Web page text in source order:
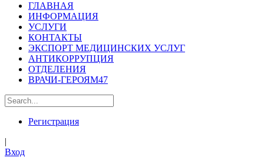
ГЛАВНАЯ
ИНФОРМАЦИЯ
УСЛУГИ
КОНТАКТЫ
ЭКСПОРТ МЕДИЦИНСКИХ УСЛУГ
АНТИКОРРУПЦИЯ
ОТДЕЛЕНИЯ
ВРАЧИ-ГЕРОЯМ47
Регистрация
|
Вход